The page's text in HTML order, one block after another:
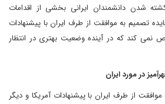
شدن دانشمندان ایرانی بخشی از اقدامات
تصمیم به موافقت از طرف ایران با پیشنهادات
نمی کند که در آینده وضعیت بهتری در انتظار
در مورد ایران
از طرف ایران با پیشنهادات آمریکا و دیگر